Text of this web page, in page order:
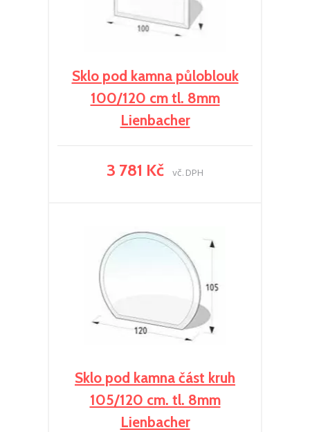
Sklo pod kamna půloblouk
100/120 cm tl. 8mm
Lienbacher
3 781 Kč vč. DPH
Sklo pod kamna část kruh
105/120 cm. tl. 8mm
Lienbacher